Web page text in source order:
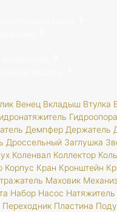
Венец Вкладыш Втулка
Гидроопора
Демпфер Держатель
Дроссельный Заглушка
Коленвал Коллектор
Корпус Кран Кронштейн
Маховик
Набор Насос Натяжитель
Переходник Пластина